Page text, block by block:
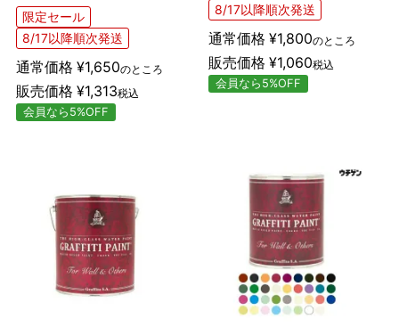
限定セール
8/17以降順次発送
通常価格 ¥1,650のところ
販売価格 ¥1,313税込
会員なら5%OFF
8/17以降順次発送
通常価格 ¥1,800のところ
販売価格 ¥1,060税込
会員なら5%OFF